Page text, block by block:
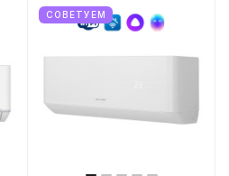
СОВЕТУЕМ